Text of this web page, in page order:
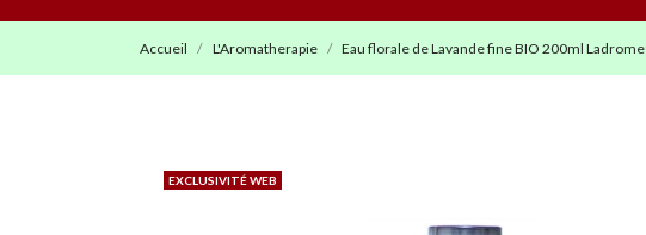
Accueil L'Aromatherapie Eau florale de Lavande fine BIO 200ml Ladrome
EXCLUSIVITÉ WEB